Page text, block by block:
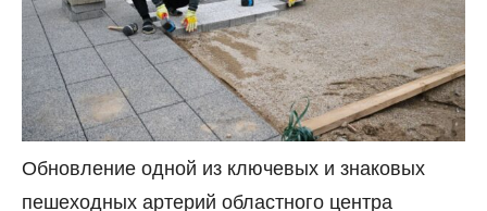
Обновление одной из ключевых и знаковых
пешеходных артерий областного центра